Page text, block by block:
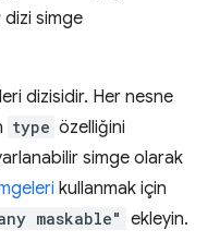
dizi simge
dizisidir. Her nesne
type özelliğini
simge olarak
kullanmak için
maskable" ekleyin.